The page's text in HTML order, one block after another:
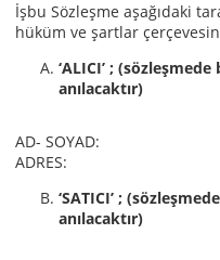
İşbu Sözleşme aşağıdaki
hüküm ve şartlar
‘ALICI’ ;
anılacaktır)
AD- SOYAD:
ADRES:
‘SATICI’ ;
anılacaktır)